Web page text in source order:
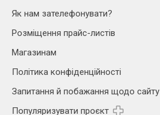
Як нам зателефонувати?
Розміщення прайс-листів
Магазинам
Політика конфіденційності
Запитання й побажання щодо сайту
Популяризувати проєкт